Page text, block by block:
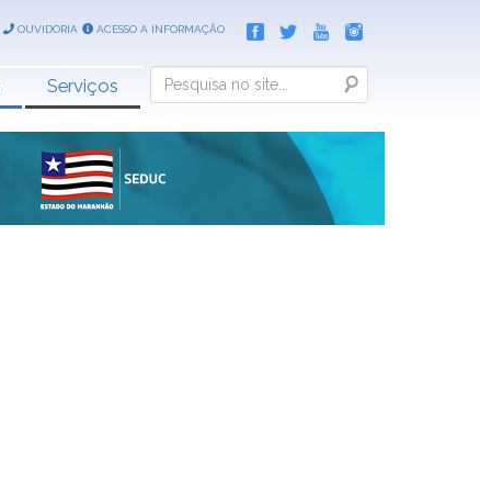
OUVIDORIA ACESSO A INFORMAÇÃO
Serviços Search